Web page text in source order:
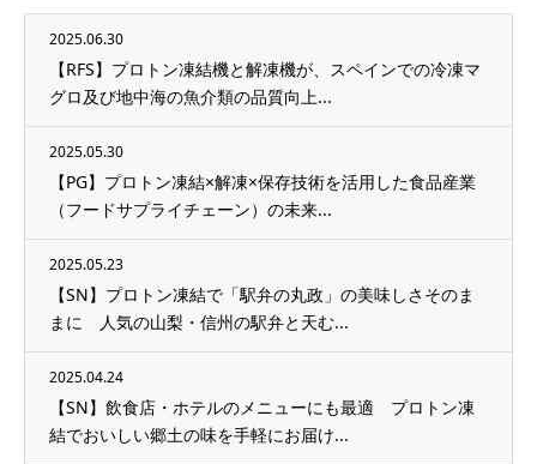
2025.06.30
【RFS】プロトン凍結機と解凍機が、スペインでの冷凍マ
グロ及び地中海の魚介類の品質向上...
2025.05.30
【PG】プロトン凍結×解凍×保存技術を活用した食品産業
（フードサプライチェーン）の未来...
2025.05.23
【SN】プロトン凍結で「駅弁の丸政」の美味しさそのま
まに 人気の山梨・信州の駅弁と天む...
2025.04.24
【SN】飲食店・ホテルのメニューにも最適 プロトン凍
結でおいしい郷土の味を手軽にお届け...